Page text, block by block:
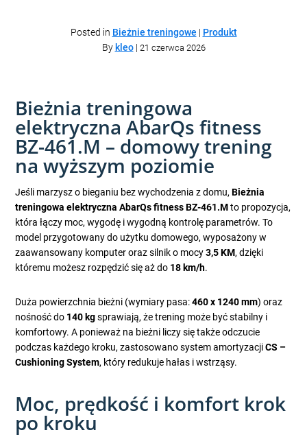
Posted in Bieżnie treningowe | Produkt
By kleo| 21 czerwca 2026
Bieżnia treningowa
elektryczna AbarQs fitness
BZ-461.M – domowy trening
na wyższym poziomie
Jeśli marzysz o bieganiu bez wychodzenia z domu,Bieżnia
treningowa elektryczna AbarQs fitness BZ-461.Mto propozycja,
która łączy moc, wygodę i wygodną kontrolę parametrów. To
model przygotowany do użytku domowego, wyposażony w
zaawansowany komputer oraz silnik o mocy3,5 KM, dzięki
któremu możesz rozpędzić się aż do 18 km/h.
Duża powierzchnia bieżni (wymiary pasa:460 x 1240 mm) oraz
nośność do 140 kgsprawiają, że trening może być stabilny i
komfortowy. A ponieważ na bieżni liczy się także odczucie
podczas każdego kroku, zastosowano system amortyzacjiCS –
Cushioning System, który redukuje hałas i wstrząsy.
Moc, prędkość i komfort krok
po kroku